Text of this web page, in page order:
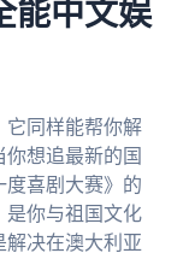
能中文娱
它同样能帮你解
想追最新的国
度喜剧大赛》的
是你与祖国文化
解决在澳大利亚